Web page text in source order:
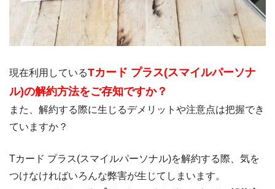
現在利用しているTカード プラス(スマイルパーソナ
ル)の解約方法をご存知ですか？
また、解約する際に生じるデメリットや注意点は把握でき
ていますか？
Tカード プラス(スマイルパーソナル)を解約する際、気を
つけなければいろんな弊害が生じてしまいます。